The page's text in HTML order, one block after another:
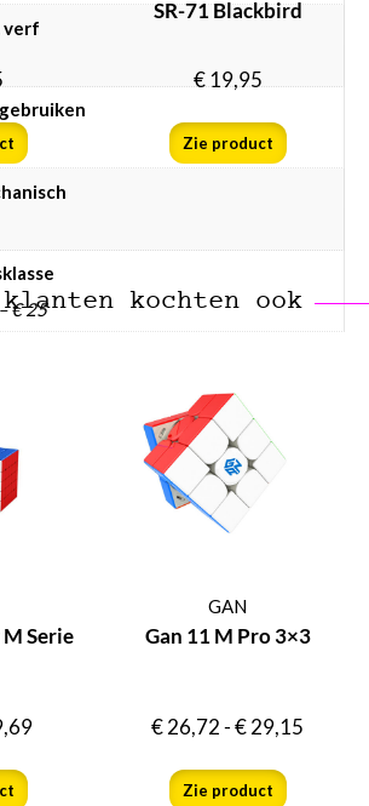
verf
€ 25
SR-71 Blackbird
€19,95
Zie product
klanten kochten ook
Serie
GAN
Gan 11 M Pro 3×3
€26,72-€29,15
Zie product